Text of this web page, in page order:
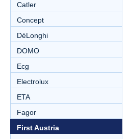
Catler
Concept
DéLonghi
DOMO
Ecg
Electrolux
ETA
Fagor
First Austria